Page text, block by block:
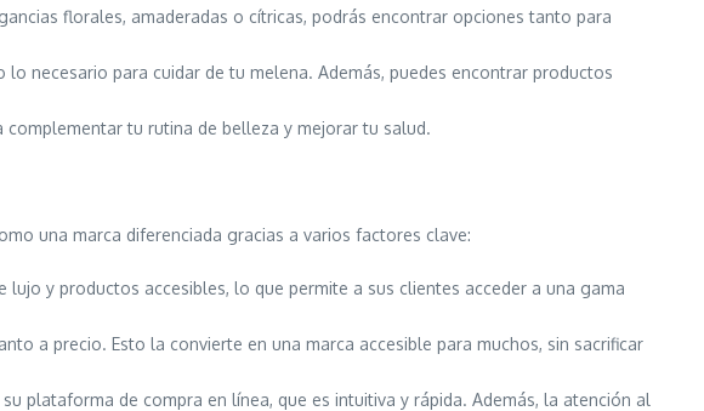
florales, amaderadas o cítricas, podrás encontrar opciones tanto para
lo necesario para cuidar de tu melena. Además, puedes encontrar productos
tu rutina de belleza y mejorar tu salud.
una marca diferenciada gracias a varios factores clave:
y productos accesibles, lo que permite a sus clientes acceder a una gama
a precio. Esto la convierte en una marca accesible para muchos, sin sacrificar
plataforma de compra en línea, que es intuitiva y rápida. Además, la atención al